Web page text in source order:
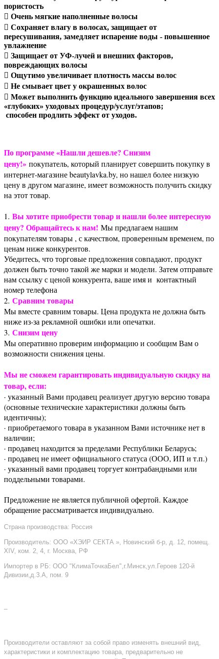
пористость
 Очень мягкие наполненные волосы
 Сохраняет влагу в волосах, защищает от
пересушивания, замедляет испарение воды - повышенное
увлажнение
 Защищает от УФ-лучей и внешних факторов,
повреждающих волосы
 Ощутимо увеличивает плотность массы волос
 Не смывает цвет у окрашенных волос
 Может выполнить функцию идеального завершения всех
«глубоких» уходовых процедур/услуг/этапов;
способен продлить эффект от уходов.
По программе «Нашли дешевле? Снизим
цену!» покупатель, который планирует совершить покупку в
интернет-магазине beautylavka.by, но нашел более низкую
цену в другом магазине, имеет возможность получить скидку
на этот товар.
1. Вы хотите приобрести товар и нашли более интересную
цену? Обращайтесь к нам! Мы предлагаем нашим
покупателям товары , с качеством, проверенным временем, по
ценам ниже конкурентов.
Убедитесь, что торговые предложения совпадают, продукт
должен быть точно такой же марки и модели. Затем отправьте
нам ссылку с ценой конкурента, ваше имя и контактный
номер телефона
2. Сравним товары
Мы вместе сравним товары. Цена продукта не должна быть
ниже из-за рекламной ошибки или опечатки.
3. Снизим цену
Мы оперативно проверим информацию и сообщим Вам о
возможности снижения цены.
Мы не сможем гарантировать индивидуальную скидку на
товар, если:
· указанный Вами продавец реализует другую версию товара
(основные технические характеристики должны быть
идентичны);
· приобретаемого товара в указанном Вами источнике нет в
наличии;
· продавец находится за пределами Республики Беларусь;
· продавец не имеет официального статуса (ООО, ИП и т.п.)
· указанный вами продавец торгует контрабандными или
поддельными товарами.
Предложение не является публичной офертой. Каждое
обращение рассматривается индивидуально.
Страна производства: Россия
Производитель: ООО «ХЭИР СЕКТА », Новинский б-р, д. 12, помещ.
XIV, ком. 2, 4, г. Москва, РФ
Импортер в РБ: ООО "КлимаТочкаБел",г.Минск,ул.Героев 120-й
Дивизии,д.3.А, пом. 9
–
Производители оставляют за собой право изменять внешний вид,
характеристики и комплектацию товара, предварительно не